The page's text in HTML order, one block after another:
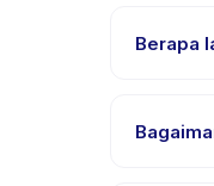
setiap
Berapa